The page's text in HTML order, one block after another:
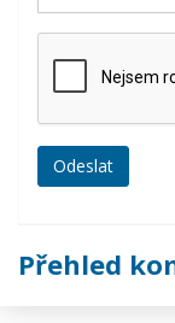
Přehled